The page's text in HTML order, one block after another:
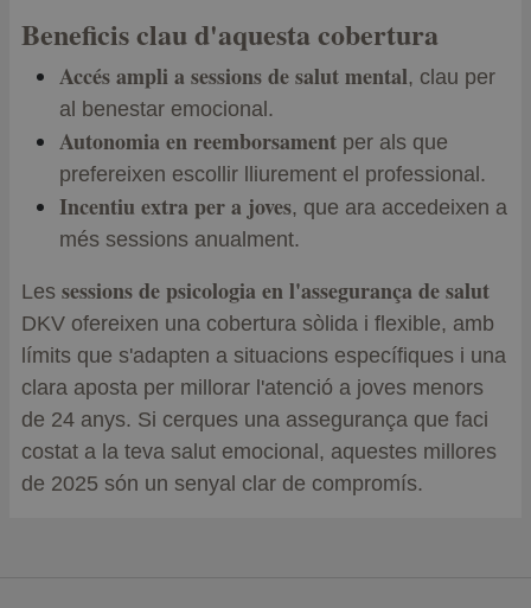
Beneficis clau d'aquesta cobertura
Accés ampli a sessions de salut mental, clau per
al benestar emocional.
Autonomia en reemborsament per als que
prefereixen escollir lliurement el professional.
Incentiu extra per a joves, que ara accedeixen a
més sessions anualment.
Les sessions de psicologia en l'assegurança de salut
DKV ofereixen una cobertura sòlida i flexible, amb
límits que s'adapten a situacions específiques i una
clara aposta per millorar l'atenció a joves menors
de 24 anys. Si cerques una assegurança que faci
costat a la teva salut emocional, aquestes millores
de 2025 són un senyal clar de compromís.